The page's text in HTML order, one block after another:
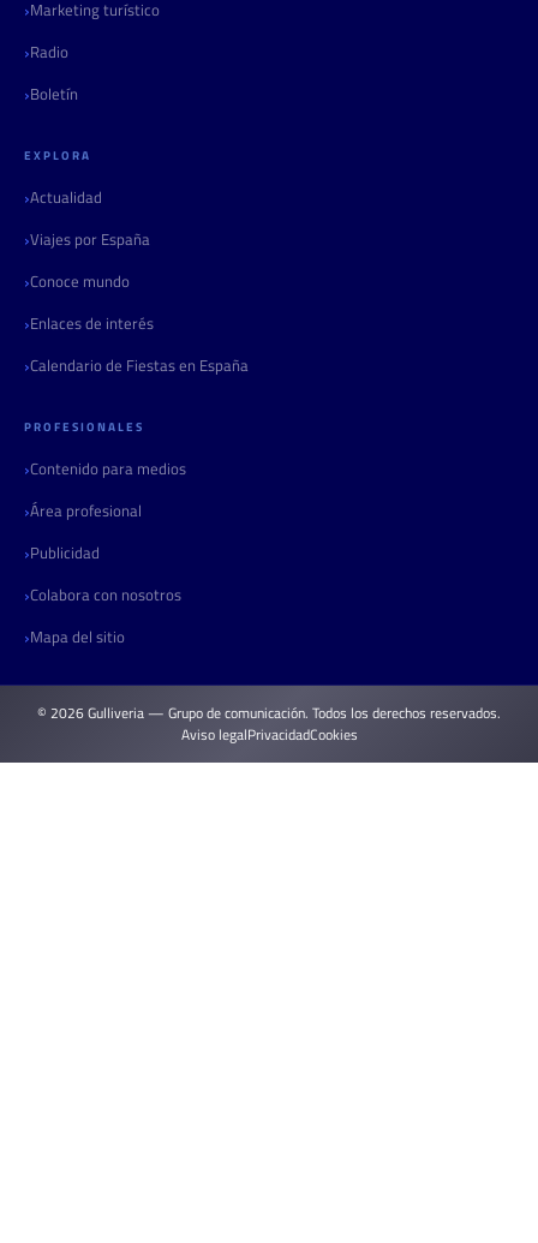
Marketing turístico
Radio
Boletín
EXPLORA
Actualidad
Viajes por España
Conoce mundo
Enlaces de interés
Calendario de Fiestas en España
PROFESIONALES
Contenido para medios
Área profesional
Publicidad
Colabora con nosotros
Mapa del sitio
© 2026 Gulliveria — Grupo de comunicación. Todos los derechos reservados.
Aviso legalPrivacidadCookies